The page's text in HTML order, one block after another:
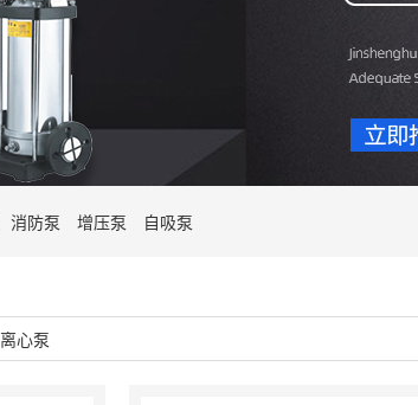
消防泵 增压泵 自吸泵
离心泵